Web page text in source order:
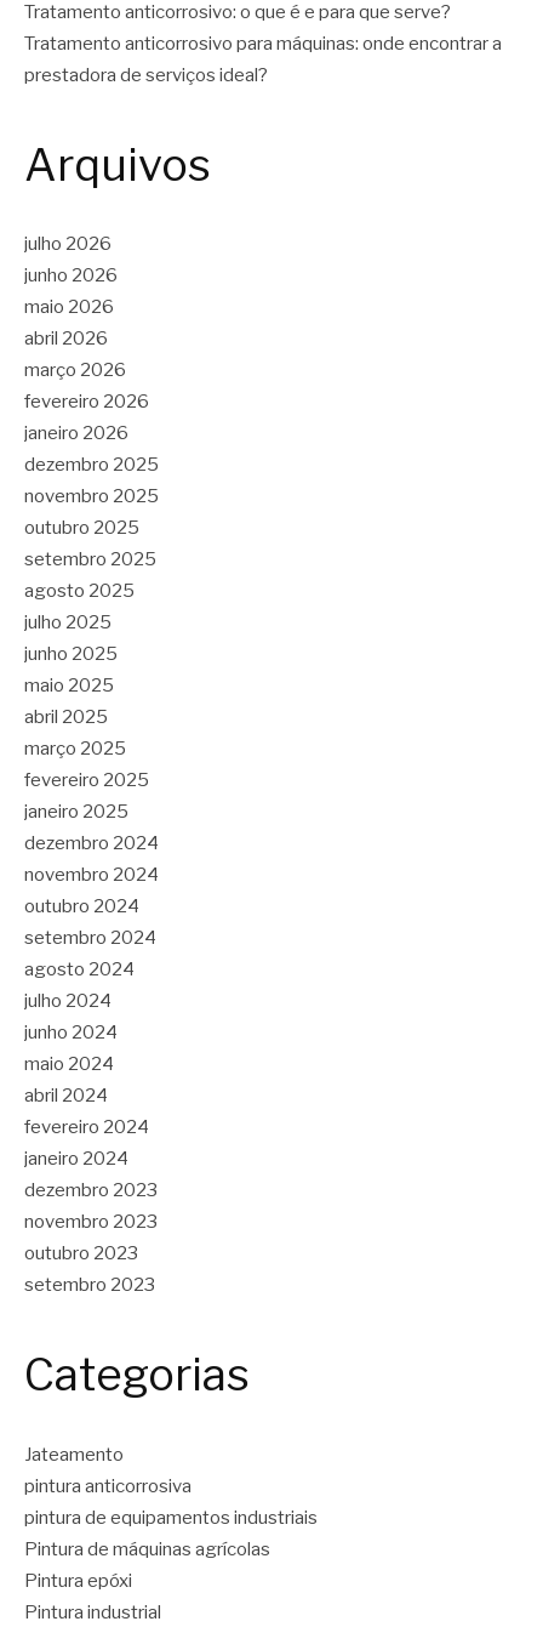
Tratamento anticorrosivo: o que é e para que serve?
Tratamento anticorrosivo para máquinas: onde encontrar a
prestadora de serviços ideal?
Arquivos
julho 2026
junho 2026
maio 2026
abril 2026
março 2026
fevereiro 2026
janeiro 2026
dezembro 2025
novembro 2025
outubro 2025
setembro 2025
agosto 2025
julho 2025
junho 2025
maio 2025
abril 2025
março 2025
fevereiro 2025
janeiro 2025
dezembro 2024
novembro 2024
outubro 2024
setembro 2024
agosto 2024
julho 2024
junho 2024
maio 2024
abril 2024
fevereiro 2024
janeiro 2024
dezembro 2023
novembro 2023
outubro 2023
setembro 2023
Categorias
Jateamento
pintura anticorrosiva
pintura de equipamentos industriais
Pintura de máquinas agrícolas
Pintura epóxi
Pintura industrial